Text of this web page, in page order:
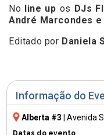
Informação do
Alberta #3 |Avenida
Datas do evento
No line up os DJs
André Marcondes
Editado por Daniela